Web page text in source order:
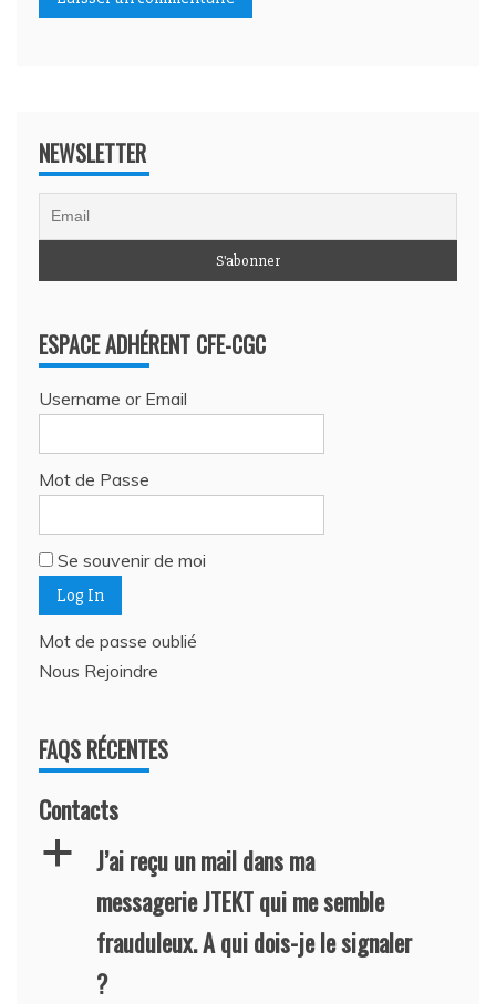
NEWSLETTER
ESPACE ADHÉRENT CFE-CGC
Username or Email
Mot de Passe
Se souvenir de moi
Mot de passe oublié
Nous Rejoindre
FAQS RÉCENTES
Contacts
a
J’ai reçu un mail dans ma
messagerie JTEKT qui me semble
frauduleux. A qui dois-je le signaler
?